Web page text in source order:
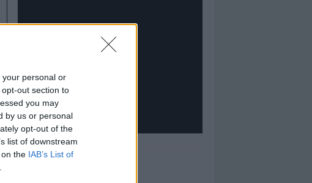
personal or
out section to
you may
by us or personal
opt-out of the
list of downstream
the IAB’s List of